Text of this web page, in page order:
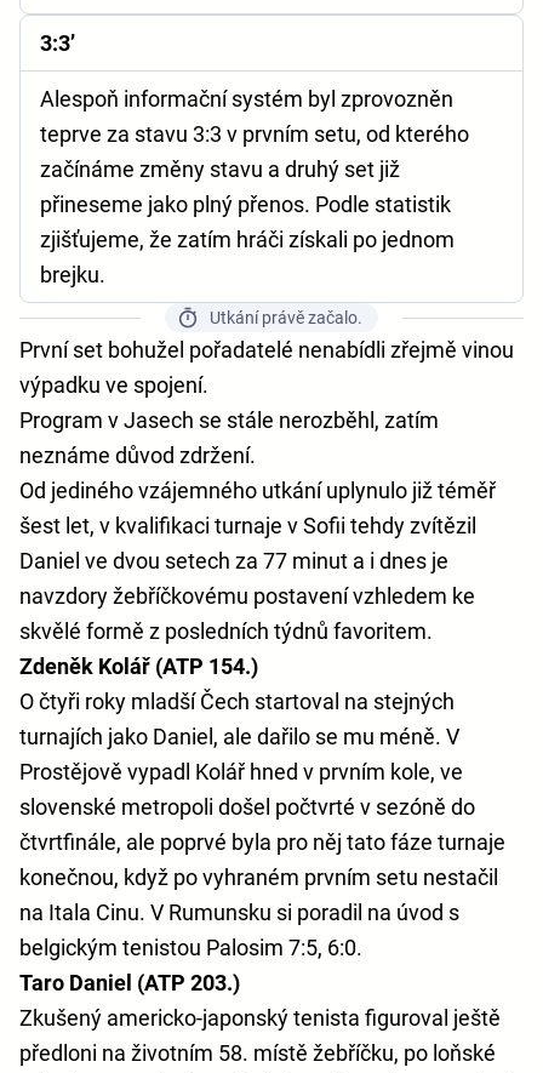
3:3’
Alespoň informační systém byl zprovozněn
teprve za stavu 3:3 v prvním setu, od kterého
začínáme změny stavu a druhý set již
přineseme jako plný přenos. Podle statistik
zjišťujeme, že zatím hráči získali po jednom
brejku.
Utkání právě začalo.
První set bohužel pořadatelé nenabídli zřejmě vinou
výpadku ve spojení.
Program v Jasech se stále nerozběhl, zatím
neznáme důvod zdržení.
Od jediného vzájemného utkání uplynulo již téměř
šest let, v kvalifikaci turnaje v Sofii tehdy zvítězil
Daniel ve dvou setech za 77 minut a i dnes je
navzdory žebříčkovému postavení vzhledem ke
skvělé formě z posledních týdnů favoritem.
Zdeněk Kolář (ATP 154.)
O čtyři roky mladší Čech startoval na stejných
turnajích jako Daniel, ale dařilo se mu méně. V
Prostějově vypadl Kolář hned v prvním kole, ve
slovenské metropoli došel počtvrté v sezóně do
čtvrtfinále, ale poprvé byla pro něj tato fáze turnaje
konečnou, když po vyhraném prvním setu nestačil
na Itala Cinu. V Rumunsku si poradil na úvod s
belgickým tenistou Palosim 7:5, 6:0.
Taro Daniel (ATP 203.)
Zkušený americko-japonský tenista figuroval ještě
předloni na životním 58. místě žebříčku, po loňské